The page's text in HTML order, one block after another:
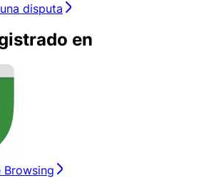
disputa
en
Browsing